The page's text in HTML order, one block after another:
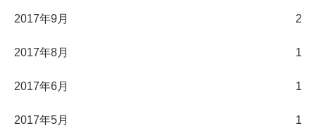
2017年9月 2
2017年8月 1
2017年6月 1
2017年5月 1